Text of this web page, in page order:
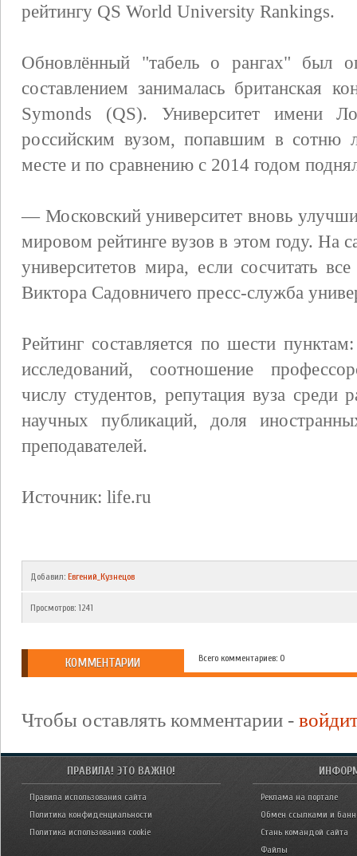
рейтингу QS World University Rankings.
Обновлённый "табель о рангах" был
составлением занималась британская
Symonds (QS). Университет имени
российским вузом, попавшим в
месте и по сравнению с 2014 годом
— Московский университет вновь
мировом рейтинге вузов в этом году.
университетов мира, если сосчитать
Виктора Садовничего пресс-служба
Рейтинг составляется по шести
исследований, соотношение
числу студентов, репутация вуза среди
научных публикаций, доля
преподавателей.
Источник: life.ru
Добавил: Евгений_Кузнецов
Просмотров: 1241
КОММЕНТАРИИ Всего комментариев: 0
Чтобы оставлять комментарии -
ПРАВИЛА! ЭТО ВАЖНО!
Правила использования сайта
Политика конфиденциальности
Политика использования cookie
Реклама на портале
Обмен ссылками и
Стань командой сайта
Файлы